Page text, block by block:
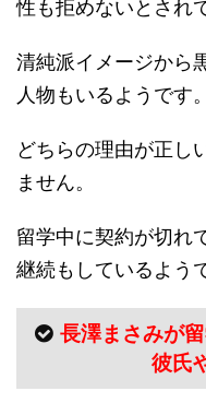
性も拒めないとされ
清純派イメージから
人物もいるようです。
どちらの理由が正し
ません。
留学中に契約が切れ
継続もしているよう
長澤まさみが
彼氏